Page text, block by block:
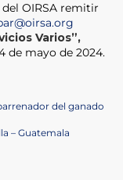
OIRSA remitir
Varios”,
de mayo de 2024.
del ganado
– Guatemala